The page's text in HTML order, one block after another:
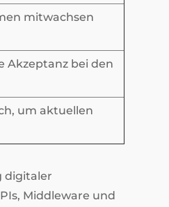
mitwachsen
Akzeptanz bei den
um aktuellen
digitaler
Middleware und